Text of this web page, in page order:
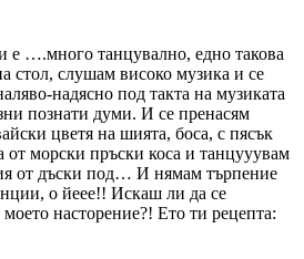
….много танцувално, едно такова
стол, слушам високо музика и се
надясно под такта на музиката
познати думи. И се пренасям
цветя на шията, боса, с пясък
от морски пръски коса и танцууувам
от дъски под… И нямам търпение
о йеее!! Искаш ли да се
насторение?! Ето ти рецепта: